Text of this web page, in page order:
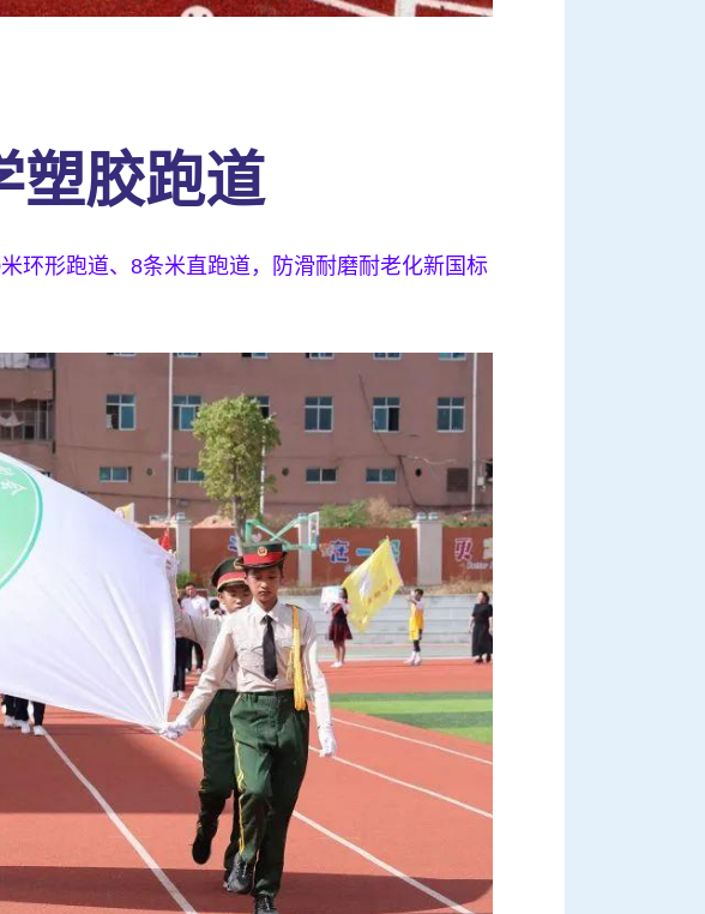
塑胶跑道
环形跑道、8条米直跑道，防滑耐磨耐老化新国标